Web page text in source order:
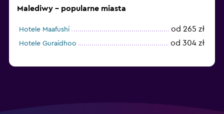
Malediwy – popularne miasta
Hotele Maafushi od 265 zł
Hotele Guraidhoo od 304 zł